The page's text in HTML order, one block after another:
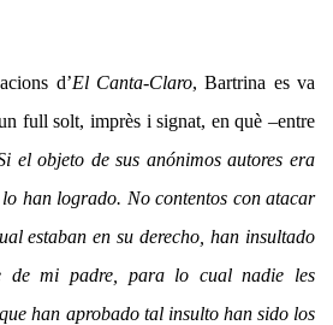
d’El Canta-Claro, Bartrina es va
full solt, imprès i signat, en què –entre
el objeto de sus anónimos autores era
han logrado. No contentos con atacar
estaban en su derecho, han insultado
de mi padre, para lo cual nadie les
han aprobado tal insulto han sido los